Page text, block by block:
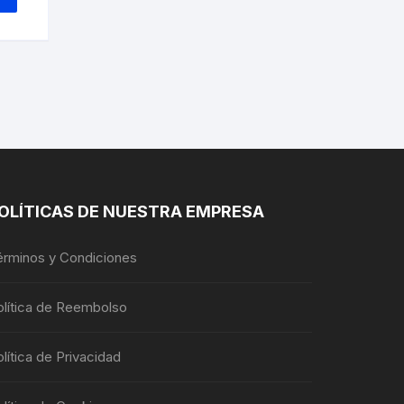
tiene
pueden
la
de
DE NUESTRA EMPRESA
y Condiciones
de Reembolso
de Privacidad